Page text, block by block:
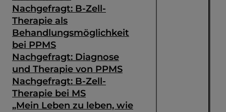
Nachgefragt: B-Zell-
Therapie als
Behandlungsmöglichkeit
bei PPMS
Nachgefragt: Diagnose
und Therapie von PPMS
Nachgefragt: B-Zell-
Therapie bei MS
„Mein Leben zu leben, wie